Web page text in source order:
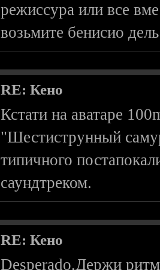
режиссура или все
возьмите бенисио
RE: Кено
Кстати на аватаре
"Шестиструнный
типичного
саундтреком.
RE: Кено
Desperado,Держи